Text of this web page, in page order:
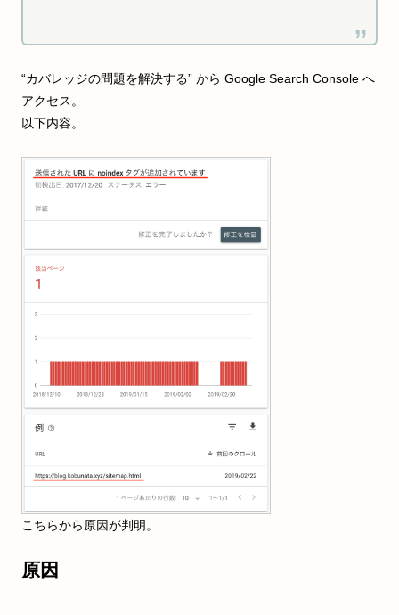
“カバレッジの問題を解決する” から Google Search Console へ
アクセス。
以下内容。
こちらから原因が判明。
原因